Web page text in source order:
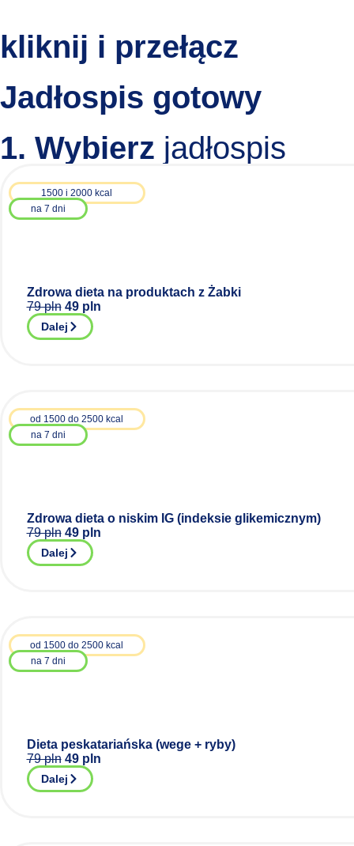
kliknij i przełącz
Jadłospis gotowy
1. Wybierz jadłospis
1500 i 2000 kcal
na 7 dni
Zdrowa dieta na produktach z Żabki
79 pln 49 pln
Dalej
od 1500 do 2500 kcal
na 7 dni
Zdrowa dieta o niskim IG (indeksie glikemicznym)
79 pln 49 pln
Dalej
od 1500 do 2500 kcal
na 7 dni
Dieta peskatariańska (wege + ryby)
79 pln 49 pln
Dalej